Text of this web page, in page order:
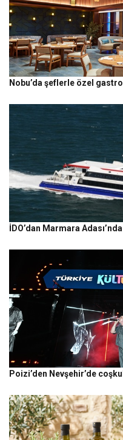
Nobu’da şeflerle özel
İDO’dan Marmara
Poizi’den Nevşehir’de